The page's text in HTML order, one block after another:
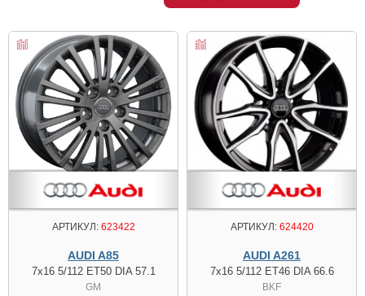
АРТИКУЛ:623422
AUDI A85
7x16 5/112 ET50 DIA 57.1
GM
АРТИКУЛ:624420
AUDI A261
7x16 5/112 ET46 DIA 66.6
BKF